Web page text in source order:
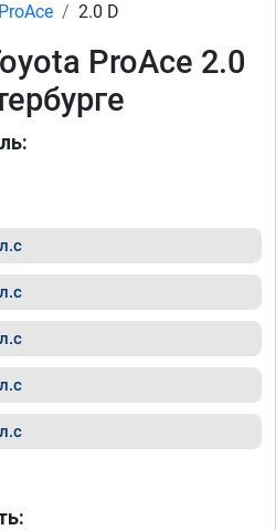
ProAce 2.0 D
ProAce 2.0